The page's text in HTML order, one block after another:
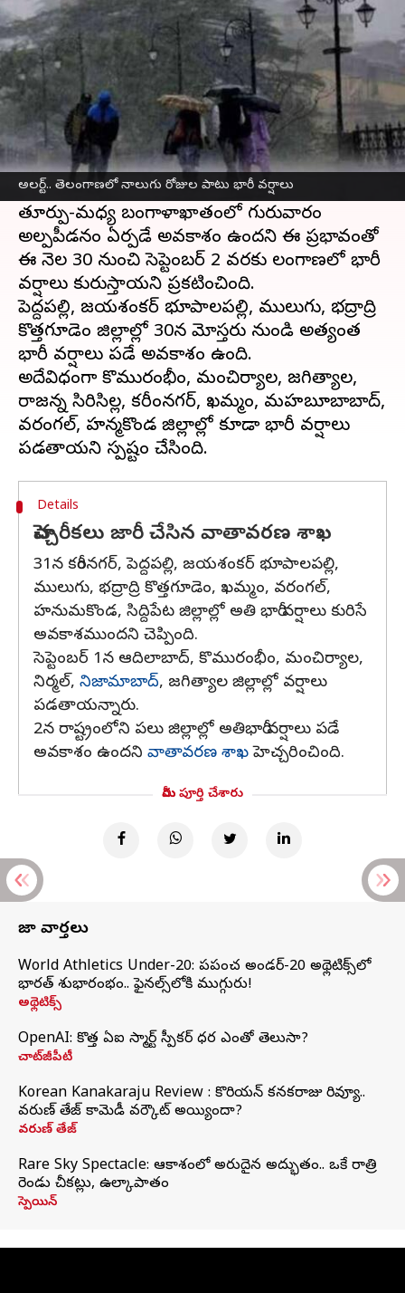
అలర్ట్.. తెలంగాణలో నాలుగు రోజుల పాటు భారీ వర్షాలు
నాలుగు రోజుల పాటు భారీ వర్షాలు
వ్రాసిన వారు Jayachandra Akuri Aug 28, 2024 05:54 pm
ఈ వార్తాకథనం ఏంటి
తెలంగాణలో నాలుగు రోజుల పాటు భారీ వర్షాలు కురిసే
అవకాశం ఉంది. ఈ విషయాన్ని హైదరాబాద్
వాతావరణ శాఖ ధ్రువీకరించింది.
తూర్పు-మధ్య బంగాళాఖాతంలో గురువారం
అల్పపీడనం ఏర్పడే అవకాశం ఉందని ఈ ప్రభావంతో
ఈ నెల 30 నుంచి సెప్టెంబర్ 2 వరకు తెలంగాణలో భారీ
వర్షాలు కురుస్తాయని ప్రకటించింది.
పెద్దపల్లి, జయశంకర్‌ భూపాలపల్లి, ములుగు, భద్రాద్రి
కొత్తగూడెం జిల్లాల్లో 30న మోస్తరు నుండి అత్యంత
భారీ వర్షాలు పడే అవకాశం ఉంది.
అదేవిధంగా కొమురంభీం, మంచిర్యాల, జగిత్యాల,
రాజన్న సిరిసిల్ల, కరీంనగర్‌, ఖమ్మం, మహబూబాబాద్‌,
వరంగల్‌, హన్మకొండ జిల్లాల్లో కూడా భారీ వర్షాలు
Details
హెచ్చరీకలు జారీ చేసిన వాతావరణ శాఖ
31న కరీంనగర్‌, పెద్దపల్లి, జయశంకర్‌ భూపాలపల్లి,
ములుగు, భద్రాద్రి కొత్తగూడెం, ఖమ్మం, వరంగల్‌,
హనుమకొండ, సిద్దిపేట జిల్లాల్లో అతి భారీ వర్షాలు కురిసే
అవకాశముందని చెప్పింది.
సెప్టెంబర్ 1న ఆదిలాబాద్, కొమురంభీం, మంచిర్యాల,
నిర్మల్, నిజామాబాద్, జగిత్యాల జిల్లాల్లో వర్షాలు
పడతాయన్నారు.
2న రాష్ట్రంలోని పలు జిల్లాల్లో అతిభారీ వర్షాలు పడే
అవకాశం ఉందని వాతావరణ శాఖహెచ్చరించింది.
మీరు పూర్తి చేశారు
తాజా వార్తలు
World Athletics Under-20: ప్రపంచ అండర్-20 అథ్లెటిక్స్‌లో
భారత్‌ శుభారంభం.. ఫైనల్స్‌లోకి ముగ్గురు!
అథ్లెటిక్స్
OpenAI: కొత్త ఏఐ స్మార్ట్ స్పీకర్ ధర ఎంతో తెలుసా?
చాట్‌జీపీటీ
Korean Kanakaraju Review : కొరియన్ కనకరాజు రివ్యూ..
వరుణ్ తేజ్ కామెడీ వర్కౌట్ అయ్యిందా?
వరుణ్ తేజ్
Rare Sky Spectacle: ఆకాశంలో అరుదైన అద్భుతం.. ఒకే రాత్రి
రెండు చీకట్లు, ఉల్కాపాతం
స్పెయిన్